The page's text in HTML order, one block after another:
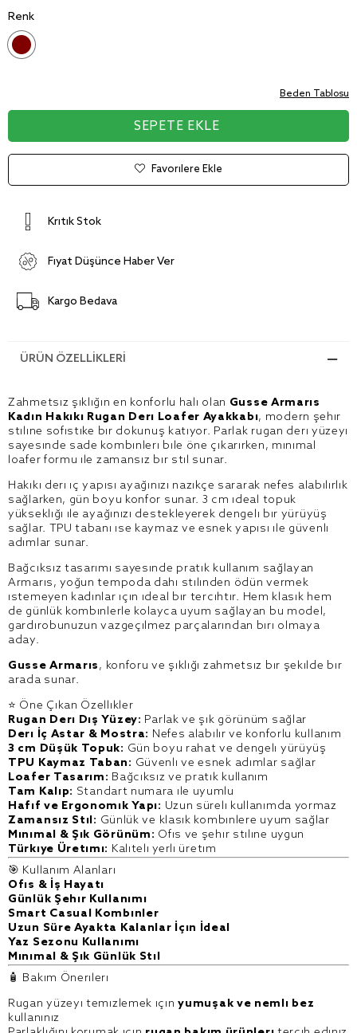
Renk
Beden Tablosu
Favorilere Ekle
Kritik Stok
Fiyat Düşünce Haber Ver
Kargo Bedava
ÜRÜN ÖZELLIKLERI
Zahmetsiz şıklığın en konforlu hali olan Gusse Armaris
Kadın Hakiki Rugan Deri Loafer Ayakkabı, modern şehir
stiline sofistike bir dokunuş katıyor. Parlak rugan deri yüzeyi
sayesinde sade kombinleri bile öne çıkarırken, minimal
loafer formu ile zamansız bir stil sunar.
Hakiki deri iç yapısı ayağınızı nazikçe sararak nefes alabilirlik
sağlarken, gün boyu konfor sunar. 3 cm ideal topuk
yüksekliği ile ayağınızı destekleyerek dengeli bir yürüyüş
sağlar. TPU tabanı ise kaymaz ve esnek yapısı ile güvenli
adımlar sunar.
Bağcıksız tasarımı sayesinde pratik kullanım sağlayan
Armaris, yoğun tempoda dahi stilinden ödün vermek
istemeyen kadınlar için ideal bir tercihtir. Hem klasik hem
de günlük kombinlerle kolayca uyum sağlayan bu model,
gardırobunuzun vazgeçilmez parçalarından biri olmaya
aday.
Gusse Armaris, konforu ve şıklığı zahmetsiz bir şekilde bir
arada sunar.
⭐ Öne Çıkan Özellikler
Rugan Deri Dış Yüzey: Parlak ve şık görünüm sağlar
Deri İç Astar & Mostra: Nefes alabilir ve konforlu kullanım
3 cm Düşük Topuk: Gün boyu rahat ve dengeli yürüyüş
TPU Kaymaz Taban: Güvenli ve esnek adımlar sağlar
Loafer Tasarım: Bağcıksız ve pratik kullanım
Tam Kalıp: Standart numara ile uyumlu
Hafif ve Ergonomik Yapı: Uzun süreli kullanımda yormaz
Zamansız Stil: Günlük ve klasik kombinlere uyum sağlar
Minimal & Şık Görünüm: Ofis ve şehir stiline uygun
Türkiye Üretimi: Kaliteli yerli üretim
🎯 Kullanım Alanları
Ofis & İş Hayatı
Günlük Şehir Kullanımı
Smart Casual Kombinler
Uzun Süre Ayakta Kalanlar İçin İdeal
Yaz Sezonu Kullanımı
Minimal & Şık Günlük Stil
🧴 Bakım Önerileri
Rugan yüzeyi temizlemek içinyumuşak ve nemli bez
kullanınız